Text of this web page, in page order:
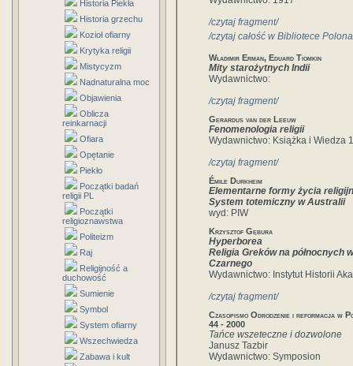
Historia Piekła
Historia grzechu
Kozioł ofiarny
Krytyka religii
Mistycyzm
Nadnaturalna moc
Objawienia
Oblicza
reinkarnacji
Ofiara
Opętanie
Piekło
Początki badań
religii PL
Początki
religioznawstwa
Politeizm
Raj
Religijność a
duchowość
Sumienie
Symbol
System ofiarny
Wszechwiedza
Zabawa i kult
/czytaj fragment/
/czytaj całość w Bibliotece
Władimir Erman, Eduard Tiomkin
Mity starożytnych Indii
Wydawnictwo:
/czytaj fragment/
Gerardus van der Leeuw
Fenomenologia religii
Wydawnictwo: Książka i Wiedza
/czytaj fragment/
Émile Durkheim
Elementarne formy życia
System totemiczny w Australii
wyd: PIW
Krzysztof Gębura
Hyperborea
Religia Greków na północnych
Czarnego
Wydawnictwo: Instytut Historii
/czytaj fragment/
Czasopismo Odrodzenie i reformacja w
44 - 2000
Tańce wszeteczne i dozwolone
Janusz Tazbir
Wydawnictwo: Symposion